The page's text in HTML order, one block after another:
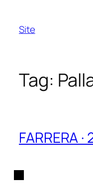
content
Site
Tag:
FARRERA ·